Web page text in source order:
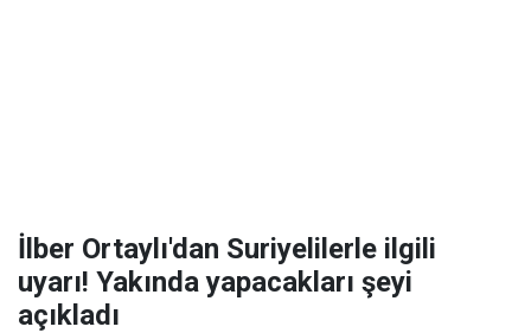
İlber Ortaylı'dan Suriyelilerle ilgili
uyarı! Yakında yapacakları şeyi
açıkladı